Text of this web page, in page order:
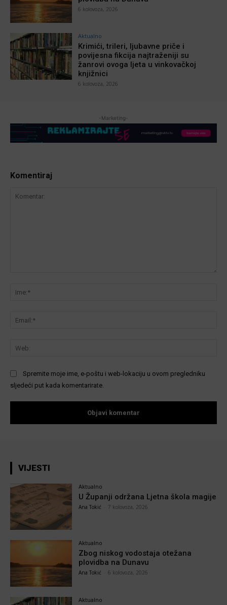
6 kolovoza, 2026
Aktualno
Krimići, trileri, ljubavne priče i
povijesna fikcija najtraženiji su
žanrovi ovoga ljeta u vinkovačkoj
knjižnici
6 kolovoza, 2026
-Marketing-
Komentiraj
Spremite moje ime, e-poštu i web-lokaciju u ovom pregledniku
sljedeći put kada komentarirate.
VIJESTI
Aktualno
U Županji održana Ljetna škola magije
Ana Tokić 7 kolovoza, 2026
Aktualno
Zbog niskog vodostaja otežana
plovidba na Dunavu
Ana Tokić 6 kolovoza, 2026
Aktualno